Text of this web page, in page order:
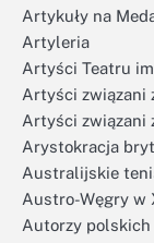
Artykuły na
Artyleria
Artyści Teatru
Artyści związani
Artyści związani
Arystokracja
Australijskie
Austro-Węgry w
Autorzy polskich